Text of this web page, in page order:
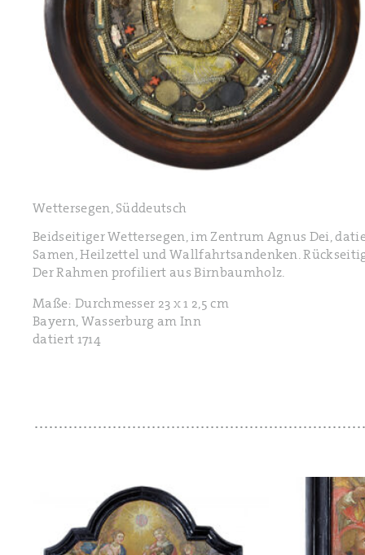
Wettersegen, Süddeutsch
Beidseitiger Wettersegen, im Zentrum Agnus Dei,
Samen, Heilzettel und Wallfahrtsandenken.
Der Rahmen profiliert aus Birnbaumholz.
Maße: Durchmesser 23 x 1 2,5 cm
Bayern, Wasserburg am Inn
datiert 1714